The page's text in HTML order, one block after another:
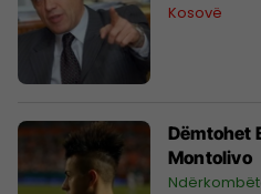
Kosovë
Dëmtohet
Montolivo